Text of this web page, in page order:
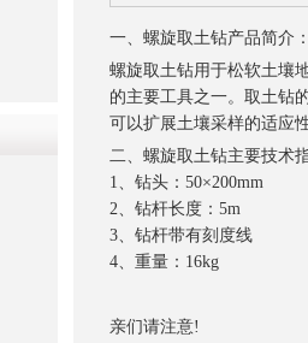
一、螺旋取土钻产品简介
螺旋取土钻用于松软土壤
的主要工具之一。取土钻
可以扩展土壤采样的适应
二、螺旋取土钻主要技术
1、钻头：50×200mm
2、钻杆长度：5m
3、钻杆带有刻度线
4、重量：16kg
亲们请注意!